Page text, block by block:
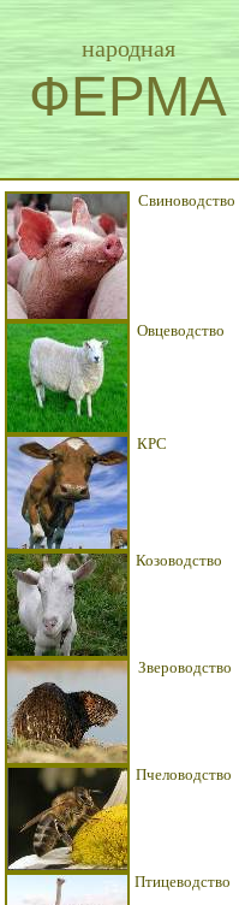
народная
ФЕРМА
Свиноводство
Овцеводство
КРС
Козоводство
Звероводство
Пчеловодство
Птицеводство